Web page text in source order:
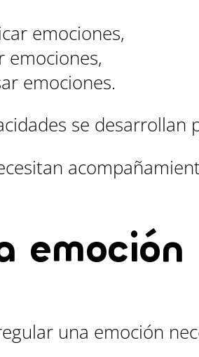
emociones,
emociones,
emociones.
se desarrollan
una emoción